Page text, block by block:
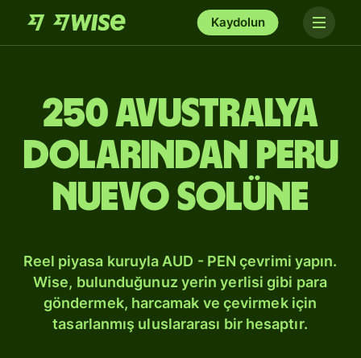
Kaydolun
250 Avustralya
dolarından Peru
Nuevo solüne
Reel piyasa kuruyla AUD - PEN çevrimi yapın.
Wise, bulunduğunuz yerin yerlisi gibi para
göndermek, harcamak ve çevirmek için
tasarlanmış uluslararası bir hesaptır.